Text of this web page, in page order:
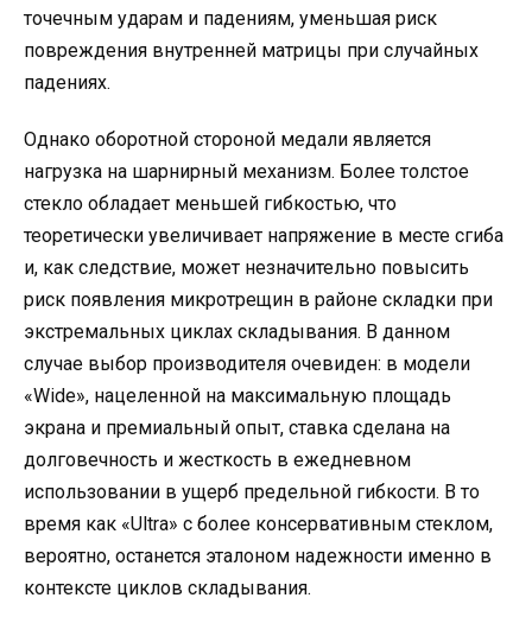
точечным ударам и падениям, уменьшая риск
повреждения внутренней матрицы при случайных
падениях.
Однако оборотной стороной медали является
нагрузка на шарнирный механизм. Более толстое
стекло обладает меньшей гибкостью, что
теоретически увеличивает напряжение в месте сгиба
и, как следствие, может незначительно повысить
риск появления микротрещин в районе складки при
экстремальных циклах складывания. В данном
случае выбор производителя очевиден: в модели
«Wide», нацеленной на максимальную площадь
экрана и премиальный опыт, ставка сделана на
долговечность и жесткость в ежедневном
использовании в ущерб предельной гибкости. В то
время как «Ultra» с более консервативным стеклом,
вероятно, останется эталоном надежности именно в
контексте циклов складывания.